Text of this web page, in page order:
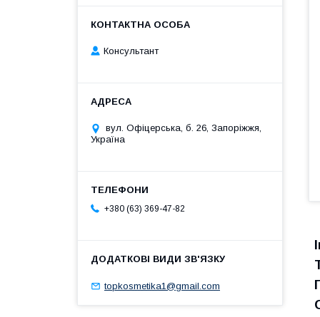
Консультант
вул. Офіцерська, б. 26, Запоріжжя,
Україна
+380 (63) 369-47-82
topkosmetika1@gmail.com